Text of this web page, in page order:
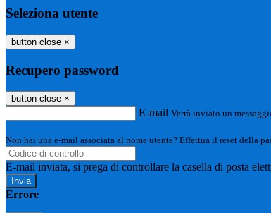
Seleziona utente
button close ×
Recupero password
button close ×
E-mail Verrà inviato un
Non hai una e-mail associata al nome utente? Effettua il reset della
E-mail inviata, si prega di controllare la casella di posta
Errore